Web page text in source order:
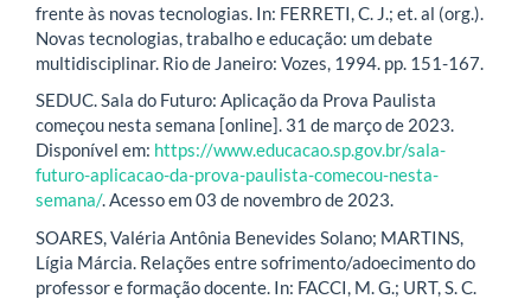
frente às novas tecnologias. In: FERRETI, C. J.; et. al (org.).
Novas tecnologias, trabalho e educação: um debate
multidisciplinar. Rio de Janeiro: Vozes, 1994. pp. 151-167.
SEDUC. Sala do Futuro: Aplicação da Prova Paulista
começou nesta semana [online]. 31 de março de 2023.
Disponível em: https://www.educacao.sp.gov.br/sala-
futuro-aplicacao-da-prova-paulista-comecou-nesta-
semana/. Acesso em 03 de novembro de 2023.
SOARES, Valéria Antônia Benevides Solano; MARTINS,
Lígia Márcia. Relações entre sofrimento/adoecimento do
professor e formação docente. In: FACCI, M. G.; URT, S. C.